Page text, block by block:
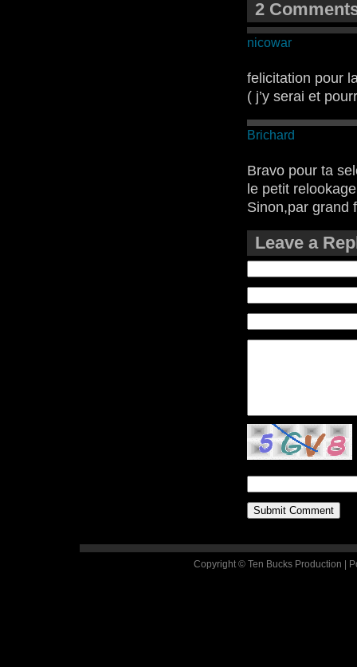
2
nicowar
felicitation pour
( j’y serai et
Brichard
Bravo pour ta
le petit
Sinon,par grand
Leave a
Copyright © Ten Bucks Production |